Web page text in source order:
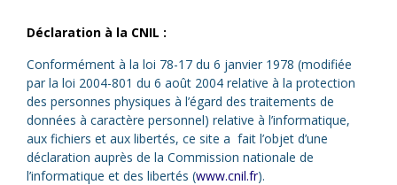
Déclaration à la CNIL :
Conformément à la loi 78-17 du 6 janvier 1978 (modifiée
par la loi 2004-801 du 6 août 2004 relative à la protection
des personnes physiques à l’égard des traitements de
données à caractère personnel) relative à l’informatique,
aux fichiers et aux libertés, ce site a fait l’objet d’une
déclaration auprès de la Commission nationale de
l’informatique et des libertés (www.cnil.fr).